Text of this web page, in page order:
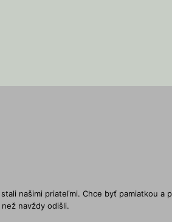
našimi priateľmi. Chce byť pamiatkou a
navždy odišli.